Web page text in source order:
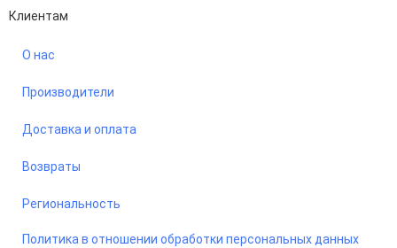
Клиентам
О нас
Производители
Доставка и оплата
Возвраты
Региональность
Политика в отношении обработки персональных данных